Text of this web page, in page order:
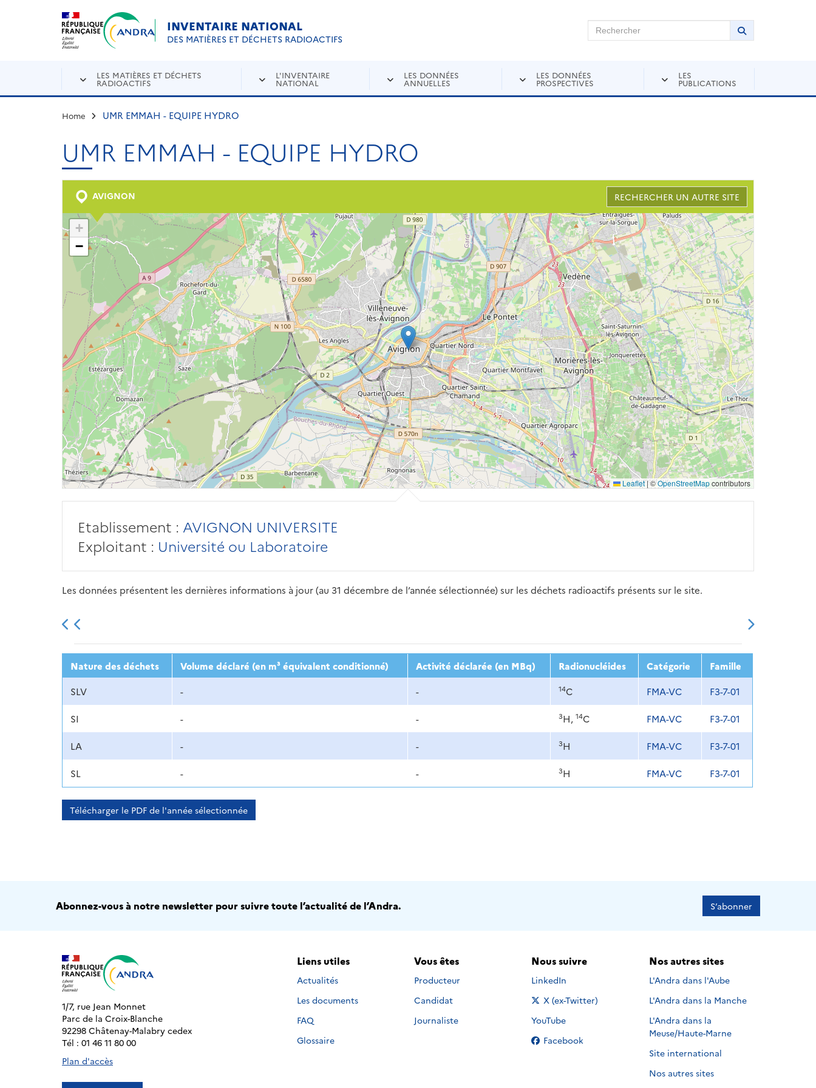
Aller au contenu principal
INVENTAIRE NATIONAL
DES MATIÈRES ET DÉCHETS RADIOACTIFS
Rechercher sur Andra Inventaire Rechercher
Lancer la
LES MATIÈRES ET DÉCHETS
RADIOACTIFS
L'INVENTAIRE
NATIONAL
LES DONNÉES
ANNUELLES
LES DONNÉES
PROSPECTIVES
LES
PUBLICATIONS
Home UMR EMMAH - EQUIPE HYDRO
UMR EMMAH - EQUIPE HYDRO
AVIGNON RECHERCHER UN AUTRE SITE
+
−
Leaflet|©OpenStreetMapcontributors
Etablissement : AVIGNON UNIVERSITE
Exploitant : Université ou Laboratoire
Les données présentent les dernières informations à jour (au 31 décembre de l’année sélectionnée) sur les déchets radioactifs présents sur le site.
2013 2014 2015 2016 2017 2018 2019 2020 2021 2022 2023
Nature des déchets Volume déclaré (en m³ équivalent conditionné) Activité déclarée (en MBq) Radionucléides Catégorie
Famille
SLV
- - 14C FMA-VC F3-7-01
SI - - 3H, 14C FMA-VC F3-7-01
LA - - 3H FMA-VC F3-7-01
SL - - 3H FMA-VC F3-7-01
Télécharger le PDF de l'année sélectionnée
Abonnez-vous à notre newsletter pour suivre toute l’actualité de l’Andra. S’abonner
1/7, rue Jean Monnet
Parc de la Croix-Blanche
92298 Châtenay-Malabry cedex
Tél : 01 46 11 80 00
Plan d'accès
Liens utiles
Actualités
Les documents
FAQ
Glossaire
Vous êtes
Producteur
Candidat
Journaliste
Nous suivre
Nous suivre sur
LinkedIn
Nous suivre sur
X (ex-Twitter)
Nous suivre sur
YouTube
Nous suivre sur
Facebook
Nos autres sites
L'Andra dans l'Aube
L'Andra dans la Manche
L'Andra dans la
Meuse/Haute-Marne
Site international
Nos autres sites